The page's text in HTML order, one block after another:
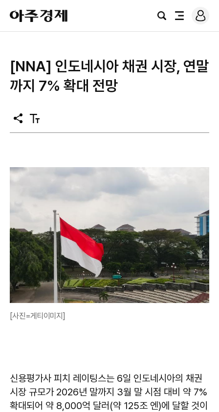
아
주
경
검
전
로
그
[NNA] 인도네시아 채권 시장, 연말
까지 7% 확대 전망
공
유
텍
스
[사진=게티이미지]
신용평가사 피치 레이팅스는 6일 인도네시아의 채권
시장 규모가 2026년 말까지 3월 말 시점 대비 약 7%
확대되어 약 8,000억 달러(약 125조 엔)에 달할 것이